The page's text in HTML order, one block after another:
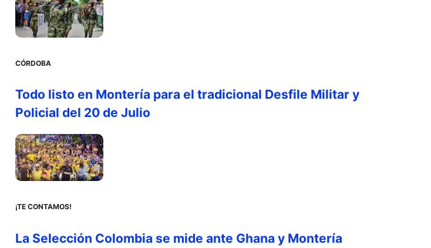
CÓRDOBA
Todo listo en Montería para el tradicional Desfile Militar y
Policial del 20 de Julio
¡TE CONTAMOS!
La Selección Colombia se mide ante Ghana y Montería